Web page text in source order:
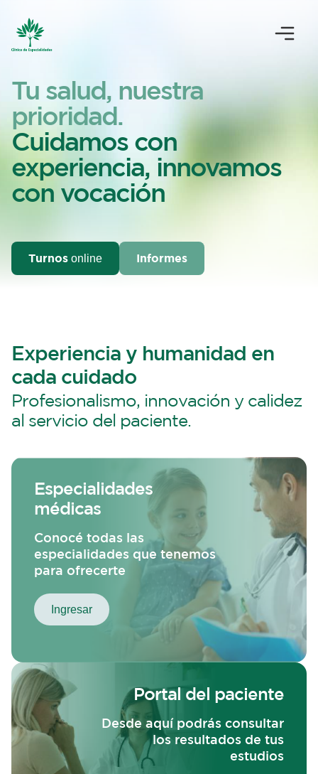
Tu salud, nuestra
prioridad.
Cuidamos con
experiencia, innovamos
con vocación
Turnos online Informes
Experiencia y humanidad en
cada cuidado
Profesionalismo, innovación y calidez
al servicio del paciente.
Especialidades
médicas
Conocé todas las
especialidades que tenemos
para ofrecerte
Ingresar
Portal del paciente
Desde aquí podrás consultar
los resultados de tus
estudios